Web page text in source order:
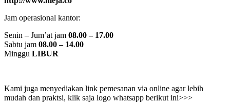
Jam operasional kantor:
Senin – Jum’at jam 08.00 – 17.00
Sabtu jam 08.00 – 14.00
Minggu LIBUR
Kami juga menyediakan link pemesanan via online agar lebih
mudah dan praktsi, klik saja logo whatsapp berikut ini>>>